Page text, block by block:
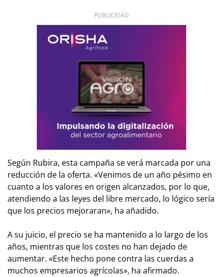
PUBLICIDAD
Según Rubira, esta campaña se verá marcada por una
reducción de la oferta. «Venimos de un año pésimo en
cuanto a los valores en origen alcanzados, por lo que,
atendiendo a las leyes del libre mercado, lo lógico sería
que los precios mejoraran», ha añadido.
A su juicio, el precio se ha mantenido a lo largo de los
años, mientras que los costes no han dejado de
aumentar. «Este hecho pone contra las cuerdas a
muchos empresarios agrícolas», ha afirmado.